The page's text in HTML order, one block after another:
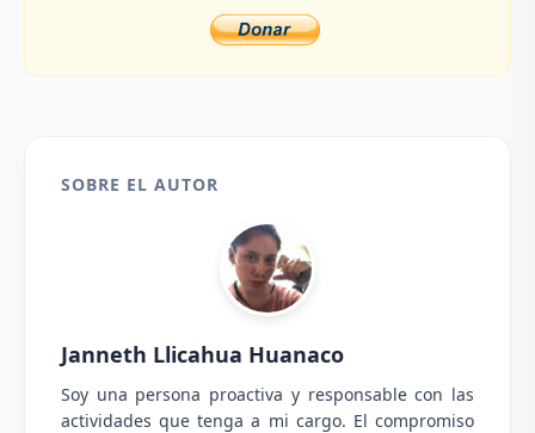
SOBRE EL AUTOR
Janneth Llicahua Huanaco
Soy una persona proactiva y responsable con las
actividades que tenga a mi cargo. El compromiso